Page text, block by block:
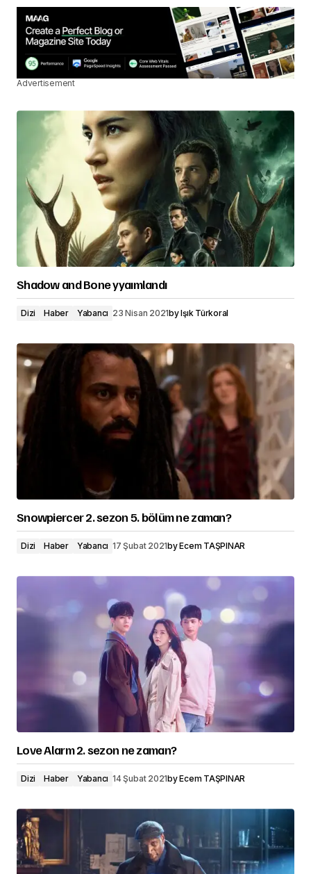
Advertisement
Shadow and Bone yyaımlandı
Dizi Haber Yabancı 23 Nisan 2021byIşık Türkoral
Snowpiercer 2. sezon 5. bölüm ne zaman?
Dizi Haber Yabancı 17 Şubat 2021byEcem TAŞPINAR
Love Alarm 2. sezon ne zaman?
Dizi Haber Yabancı 14 Şubat 2021byEcem TAŞPINAR